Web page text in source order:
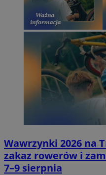
Wawrzynki 2026 na
zakaz rowerów i
7–9 sierpnia